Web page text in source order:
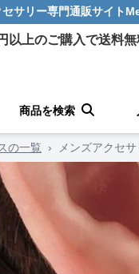
セサリー専門通販サイト
以上のご購入で送料
商品を検索
の一覧 › メンズアクセ